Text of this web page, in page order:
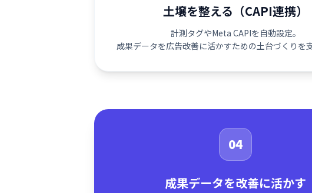
土壌を整える（CAPI連携）
計測タグやMeta CAPIを自動設定。
成果データを広告改善に活かすための土台づくりを
04
成果データを改善に活かす